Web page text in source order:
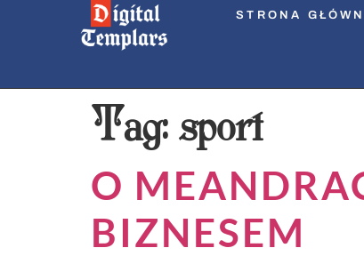
STRONA
Tag:sport
O
BIZNESEM